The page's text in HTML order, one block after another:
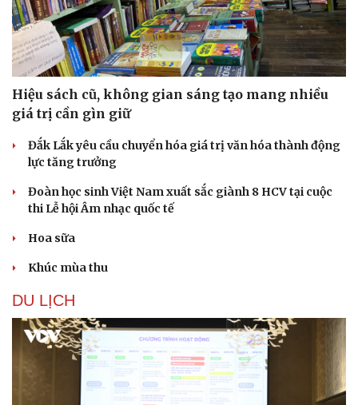
Hiệu sách cũ, không gian sáng tạo mang nhiều
giá trị cần gìn giữ
Đắk Lắk yêu cầu chuyển hóa giá trị văn hóa thành động
lực tăng trưởng
Đoàn học sinh Việt Nam xuất sắc giành 8 HCV tại cuộc
thi Lễ hội Âm nhạc quốc tế
Hoa sữa
Khúc mùa thu
DU LỊCH